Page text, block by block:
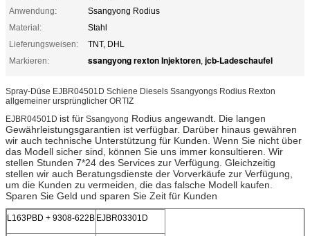
Anwendung:
Ssangyong Rodius
Material:
Stahl
Lieferungsweisen:
TNT, DHL
Markieren:
ssangyong rexton Injektoren, jcb-Ladeschaufel
Spray-Düse EJBR04501D Schiene Diesels Ssangyongs Rodius Rexton
allgemeiner ursprünglicher ORTIZ
EJBR04501D ist für Ssangyong Rodius angewandt. Die langen
Gewährleistungsgarantien ist verfügbar. Darüber hinaus gewähren
wir auch technische Unterstützung für Kunden. Wenn Sie nicht über
das Modell sicher sind, können Sie uns immer konsultieren. Wir
stellen Stunden 7*24 des Services zur Verfügung. Gleichzeitig
stellen wir auch Beratungsdienste der Vorverkäufe zur Verfügung,
um die Kunden zu vermeiden, die das falsche Modell kaufen.
Sparen Sie Geld und sparen Sie Zeit für Kunden
L163PBD + 9308-622B EJBR03301D